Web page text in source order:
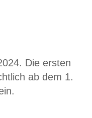
Die ersten
ab dem 1.